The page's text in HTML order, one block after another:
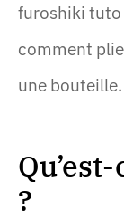
furoshiki
comment
une bouteille.
?